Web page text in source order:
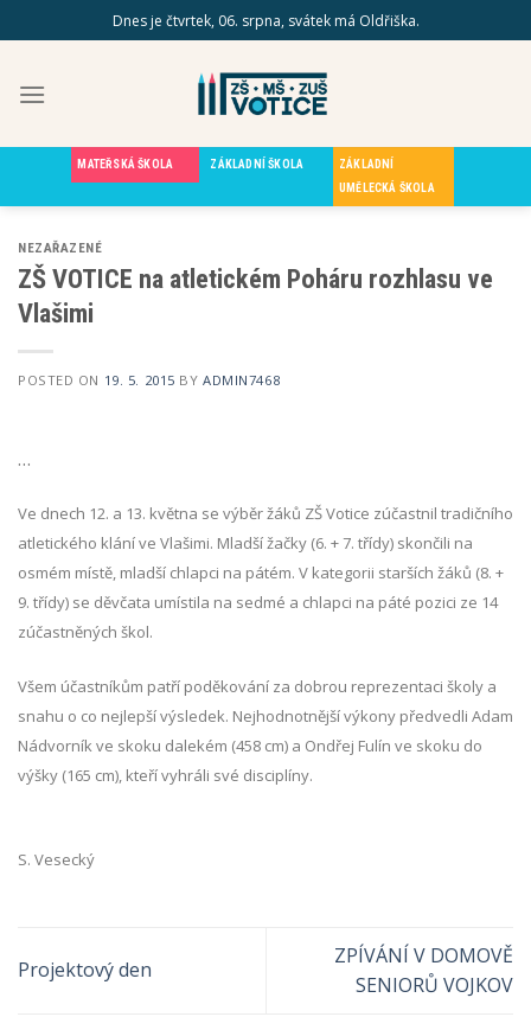
to
Dnes je čtvrtek, 06. srpna, svátek má Oldřiška.
MATEŘSKÁ ŠKOLA ZÁKLADNÍ ŠKOLA
ZÁKLADNÍ
UMĚLECKÁ ŠKOLA
NEZAŘAZENÉ
ZŠ VOTICE na atletickém Poháru rozhlasu ve
Vlašimi
POSTED ON 19. 5. 2015 BYADMIN7468
…
Ve dnech 12. a 13. května se výběr žáků ZŠ Votice zúčastnil tradičního
atletického klání ve Vlašimi. Mladší žačky (6. + 7. třídy) skončili na
osmém místě, mladší chlapci na pátém. V kategorii starších žáků (8. +
9. třídy) se děvčata umístila na sedmé a chlapci na páté pozici ze 14
zúčastněných škol.
Všem účastníkům patří poděkování za dobrou reprezentaci školy a
snahu o co nejlepší výsledek. Nejhodnotnější výkony předvedli Adam
Nádvorník ve skoku dalekém (458 cm) a Ondřej Fulín ve skoku do
výšky (165 cm), kteří vyhráli své disciplíny.
S. Vesecký
Projektový den
ZPÍVÁNÍ V DOMOVĚ
SENIORŮ VOJKOV